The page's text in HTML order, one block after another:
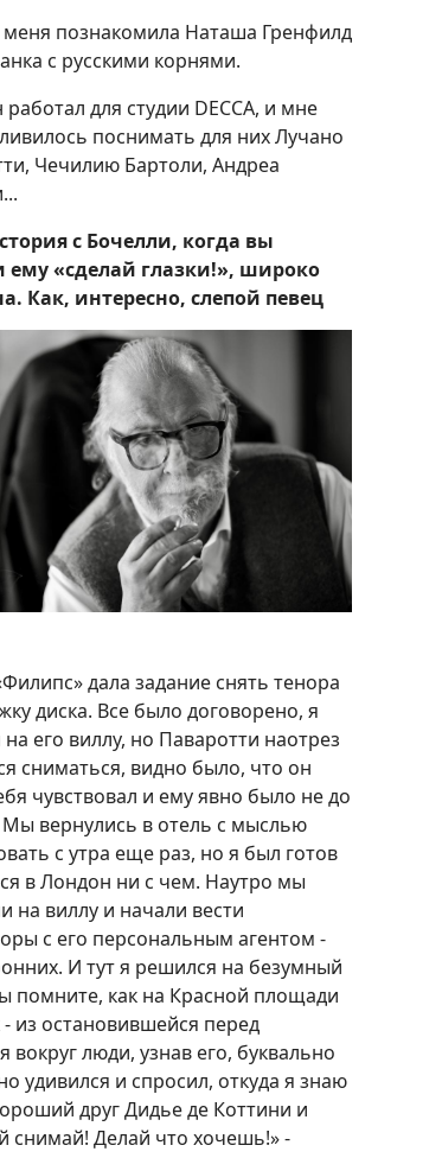
познакомила Наташа Гренфилд
с русскими корнями.
работал для студии DECCA, и мне
поснимать для них Лучано
Чечилию Бартоли, Андреа
с Бочелли, когда вы
ему «сделай глазки!», широко
Как, интересно, слепой певец
дала задание снять тенора
диска. Все было договорено, я
его виллу, но Паваротти наотрез
сниматься, видно было, что он
чувствовал и ему явно было не до
вернулись в отель с мыслью
с утра еще раз, но я был готов
в Лондон ни с чем. Наутро мы
на виллу и начали вести
с его персональным агентом -
И тут я решился на безумный
помните, как на Красной площади
из остановившейся перед
люди, узнав его, буквально
удивился и спросил, откуда я знаю
друг Дидье де Коттини и
снимай! Делай что хочешь!» -